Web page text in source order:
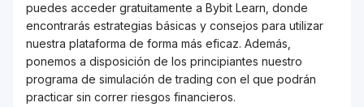
puedes acceder gratuitamente a Bybit Learn, donde
encontrarás estrategias básicas y consejos para utilizar
nuestra plataforma de forma más eficaz. Además,
ponemos a disposición de los principiantes nuestro
programa de simulación de trading con el que podrán
practicar sin correr riesgos financieros.